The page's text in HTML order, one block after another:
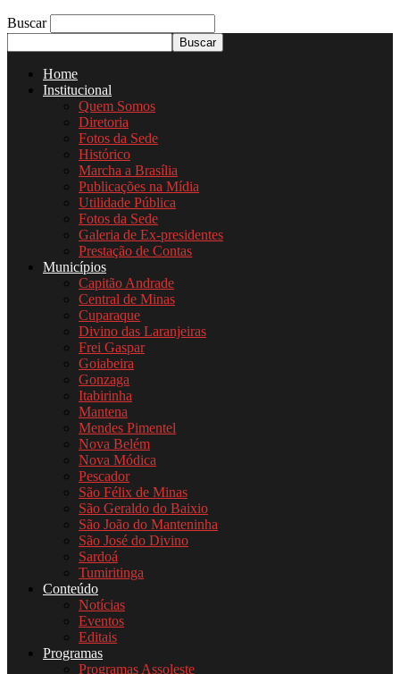
Buscar
Home
Institucional
Quem Somos
Diretoria
Fotos da Sede
Histórico
Marcha a Brasília
Publicações na Mídia
Utilidade Pública
Fotos da Sede
Galeria de Ex-presidentes
Prestação de Contas
Municípios
Capitão Andrade
Central de Minas
Cuparaque
Divino das Laranjeiras
Frei Gaspar
Goiabeira
Gonzaga
Itabirinha
Mantena
Mendes Pimentel
Nova Belém
Nova Módica
Pescador
São Félix de Minas
São Geraldo do Baixio
São João do Manteninha
São José do Divino
Sardoá
Tumiritinga
Conteúdo
Notícias
Eventos
Editais
Programas
Programas Assoleste